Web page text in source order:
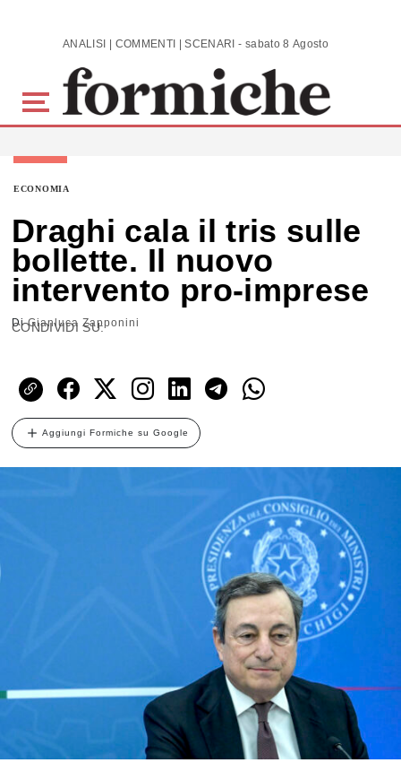
Skip to main content ANALISI | COMMENTI | SCENARI - sabato 8 Agosto 2026
ECONOMIA
Draghi cala il tris sulle
bollette. Il nuovo
intervento pro-imprese
DiGianluca Zapponini
CONDIVIDI SU:
Aggiungi Formiche su Google